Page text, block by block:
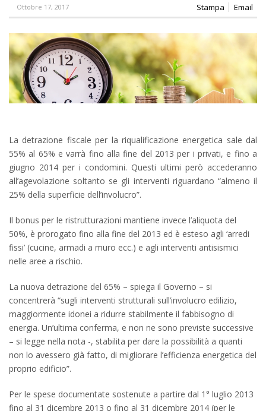
Stampa Email
Ottobre 17, 2017
La detrazione fiscale per la riqualificazione energetica sale dal
55% al 65% e varrà fino alla fine del 2013 per i privati, e fino a
giugno 2014 per i condomini. Questi ultimi però accederanno
all’agevolazione soltanto se gli interventi riguardano “almeno il
25% della superficie dell’involucro”.
Il bonus per le ristrutturazioni mantiene invece l’aliquota del
50%, è prorogato fino alla fine del 2013 ed è esteso agli ‘arredi
fissi’ (cucine, armadi a muro ecc.) e agli interventi antisismici
nelle aree a rischio.
La nuova detrazione del 65% – spiega il Governo – si
concentrerà “sugli interventi strutturali sull’involucro edilizio,
maggiormente idonei a ridurre stabilmente il fabbisogno di
energia. Un’ultima conferma, e non ne sono previste successive
– si legge nella nota -, stabilita per dare la possibilità a quanti
non lo avessero già fatto, di migliorare l’efficienza energetica del
proprio edificio”.
Per le spese documentate sostenute a partire dal 1° luglio 2013
fino al 31 dicembre 2013 o fino al 31 dicembre 2014 (per le